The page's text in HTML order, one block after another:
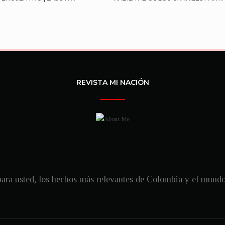
REVISTA MI NACIÓN
usted, los hechos más relevantes de Colombia y el